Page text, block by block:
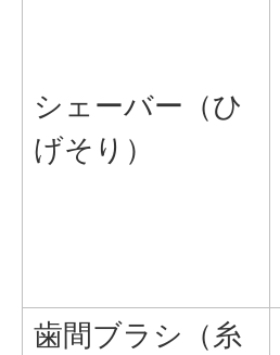
シェーバー（ひ
げそり）
歯間ブラシ（糸